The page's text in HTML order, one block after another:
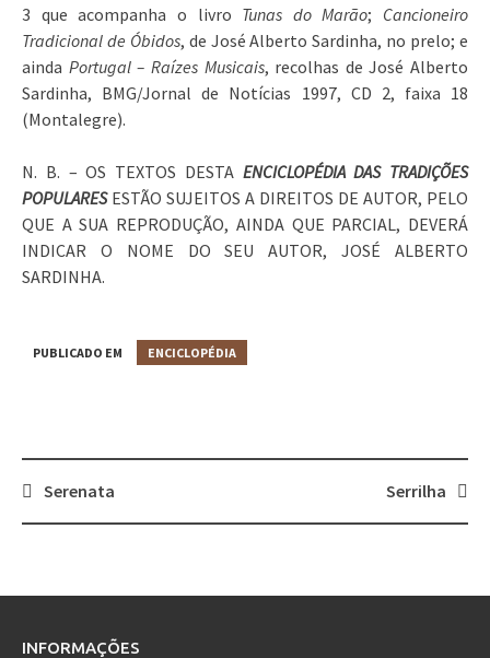
3 que acompanha o livro Tunas do Marão; Cancioneiro
Tradicional de Óbidos, de José Alberto Sardinha, no prelo; e
ainda Portugal – Raízes Musicais, recolhas de José Alberto
Sardinha, BMG/Jornal de Notícias 1997, CD 2, faixa 18
(Montalegre).
N. B. – OS TEXTOS DESTA ENCICLOPÉDIA DAS TRADIÇÕES
POPULARESESTÃO SUJEITOS A DIREITOS DE AUTOR, PELO
QUE A SUA REPRODUÇÃO, AINDA QUE PARCIAL, DEVERÁ
INDICAR O NOME DO SEU AUTOR, JOSÉ ALBERTO
SARDINHA.
PUBLICADO EM ENCICLOPÉDIA
Post
Serenata Serrilha
INFORMAÇÕES